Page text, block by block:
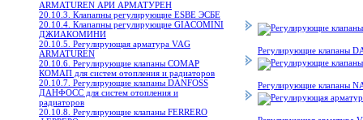
ARMATUREN АРИ АРМАТУРЕН
20.10.3. Клапапны регулирующие ESBE ЭСБЕ
20.10.4. Клапапны регулирующие GIACOMINI
ДЖИАКОМИНИ
20.10.5. Регулирующая арматура VAG
ARMATUREN
20.10.6. Регулирующие клапаны COMAP
КОМАП для систем отопления и радиаторов
20.10.7. Регулирующие клапаны DANFOSS
ДАНФОСС для систем отопления и
радиаторов
20.10.8. Регулирующие клапаны FERRERO
Регулирующие клапаны
Регулирующие клапаны